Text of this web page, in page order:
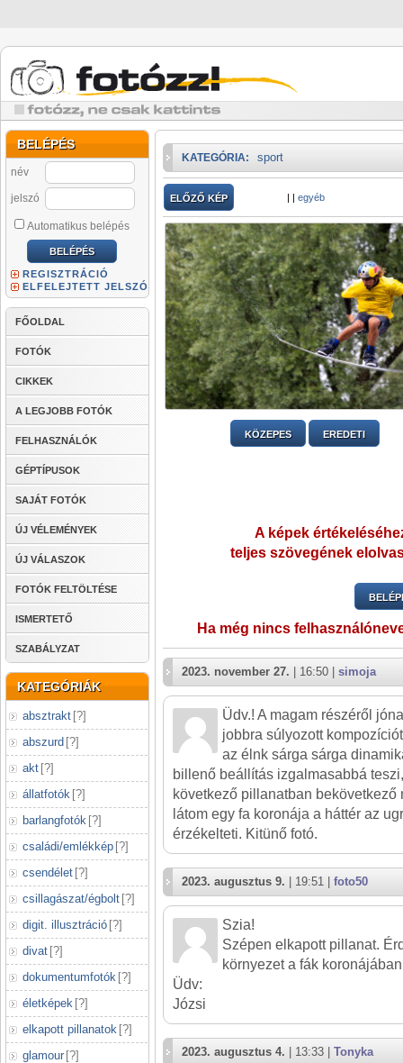
BELÉPÉS
név
jelszó
Automatikus belépés
REGISZTRÁCIÓ
ELFELEJTETT JELSZÓ
FŐOLDAL
FOTÓK
CIKKEK
A LEGJOBB FOTÓK
FELHASZNÁLÓK
GÉPTÍPUSOK
SAJÁT FOTÓK
ÚJ VÉLEMÉNYEK
ÚJ VÁLASZOK
FOTÓK FELTÖLTÉSE
ISMERTETŐ
SZABÁLYZAT
KATEGÓRIÁK
absztrakt [?]
abszurd [?]
akt [?]
állatfotók [?]
barlangfotók [?]
családi/emlékkép [?]
csendélet [?]
csillagászat/égbolt [?]
digit. illusztráció [?]
divat [?]
dokumentumfotók [?]
életképek [?]
elkapott pillanatok [?]
glamour [?]
KATEGÓRIA: sport
ELŐZŐ KÉP | | egyéb
KÖZEPES EREDETI
A képek
teljes szövegének
Ha még nincs
2023. november 27. | 16:50 | simoja
Üdv.! A magam részéről
jobbra súlyozott
az élnk sárga sárga
billenő beállítás izgalmasabbá
következő pillanatban bekövetkező
látom egy fa koronája a háttér az
érzékelteti. Kitünő fotó.
2023. augusztus 9. | 19:51 | foto50
Szia!
Szépen elkapott pillanat.
környezet a fák
Üdv:
Józsi
2023. augusztus 4. | 13:33 | Tonyka